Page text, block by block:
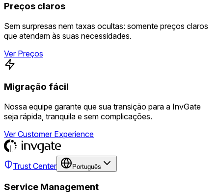
Preços claros
Sem surpresas nem taxas ocultas: somente preços claros
que atendam às suas necessidades.
Ver Preços
Migração fácil
Nossa equipe garante que sua transição para a InvGate
seja rápida, tranquila e sem complicações.
Ver Customer Experience
Trust Center Português
Service Management